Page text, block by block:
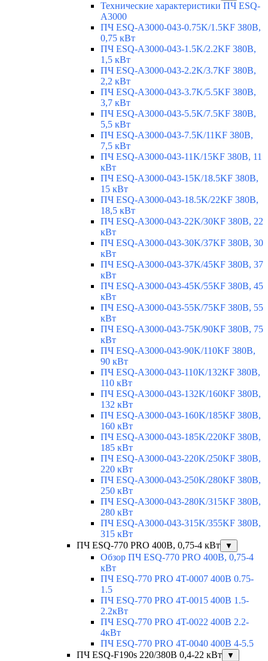
Технические характеристики ПЧ ESQ-
A3000
ПЧ ESQ-A3000-043-0.75K/1.5KF 380В,
0,75 кВт
ПЧ ESQ-A3000-043-1.5K/2.2KF 380В,
1,5 кВт
ПЧ ESQ-A3000-043-2.2K/3.7KF 380В,
2,2 кВт
ПЧ ESQ-A3000-043-3.7K/5.5KF 380В,
3,7 кВт
ПЧ ESQ-A3000-043-5.5K/7.5KF 380В,
5,5 кВт
ПЧ ESQ-A3000-043-7.5K/11KF 380В,
7,5 кВт
ПЧ ESQ-A3000-043-11K/15KF 380В, 11
кВт
ПЧ ESQ-A3000-043-15K/18.5KF 380В,
15 кВт
ПЧ ESQ-A3000-043-18.5K/22KF 380В,
18,5 кВт
ПЧ ESQ-A3000-043-22K/30KF 380В, 22
кВт
ПЧ ESQ-A3000-043-30K/37KF 380В, 30
кВт
ПЧ ESQ-A3000-043-37K/45KF 380В, 37
кВт
ПЧ ESQ-A3000-043-45K/55KF 380В, 45
кВт
ПЧ ESQ-A3000-043-55K/75KF 380В, 55
кВт
ПЧ ESQ-A3000-043-75K/90KF 380В, 75
кВт
ПЧ ESQ-A3000-043-90K/110KF 380В,
90 кВт
ПЧ ESQ-A3000-043-110K/132KF 380В,
110 кВт
ПЧ ESQ-A3000-043-132K/160KF 380В,
132 кВт
ПЧ ESQ-A3000-043-160K/185KF 380В,
160 кВт
ПЧ ESQ-A3000-043-185K/220KF 380В,
185 кВт
ПЧ ESQ-A3000-043-220K/250KF 380В,
220 кВт
ПЧ ESQ-A3000-043-250K/280KF 380В,
250 кВт
ПЧ ESQ-A3000-043-280K/315KF 380В,
280 кВт
ПЧ ESQ-A3000-043-315K/355KF 380В,
315 кВт
ПЧ ESQ-770 PRO 400В, 0,75-4 кВт
▼
Обзор ПЧ ESQ-770 PRO 400В, 0,75-4
кВт
ПЧ ESQ-770 PRO 4T-0007 400В 0.75-
1.5
ПЧ ESQ-770 PRO 4T-0015 400В 1.5-
2.2кВт
ПЧ ESQ-770 PRO 4T-0022 400В 2.2-
4кВт
ПЧ ESQ-770 PRO 4T-0040 400В 4-5.5
ПЧ ESQ-F190s 220/380В 0,4-22 кВт
▼